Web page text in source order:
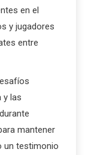
en el
y jugadores
entre
y las
mantener
un testimonio